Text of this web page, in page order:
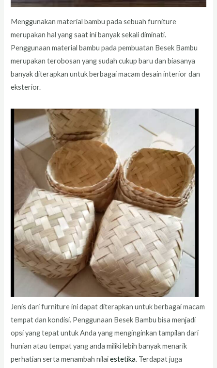
Menggunakan material bambu pada sebuah furniture
merupakan hal yang saat ini banyak sekali diminati.
Penggunaan material bambu pada pembuatan Besek Bambu
merupakan terobosan yang sudah cukup baru dan biasanya
banyak diterapkan untuk berbagai macam desain interior dan
eksterior.
Jenis dari furniture ini dapat diterapkan untuk berbagai macam
tempat dan kondisi. Penggunaan Besek Bambu bisa menjadi
opsi yang tepat untuk Anda yang menginginkan tampilan dari
hunian atau tempat yang anda miliki lebih banyak menarik
perhatian serta menambah nilaiestetika. Terdapat juga